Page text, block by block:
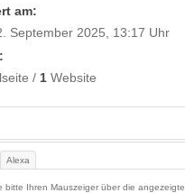
am:
September 2025, 13:17 Uhr
/ 1 Website
Alexa
bitte Ihren Mauszeiger über die